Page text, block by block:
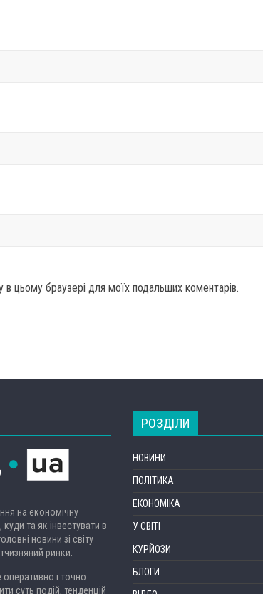
цьому браузері для моїх подальших коментарів.
на економічну
та як інвестувати в
новини зі світу
ринки.
і точно
суть подій, тенденцій
РОЗДІЛИ
НОВИНИ
ПОЛІТИКА
ЕКОНОМІКА
У СВІТІ
КУРЙОЗИ
БЛОГИ